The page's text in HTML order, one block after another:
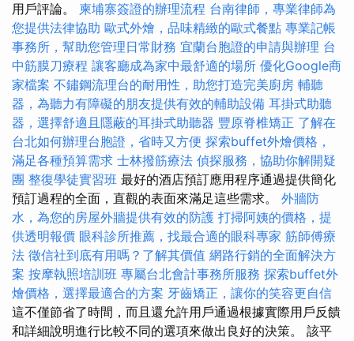
用戶評論。 柬埔寨簽證的辦理流程 台南律師，專業律師為
您提供法律協助 歐式外燴，品味精緻的歐式餐點 專業記帳
事務所，幫助您管理日常財務 宜蘭台胞證的申請與辦理 台
中筋膜刀療程 讓客廳成為家中最舒適的場所 優化Google商
家檔案 不鏽鋼流理台的耐用性，助您打造完美廚房 輔聽
器，為聽力有障礙的朋友提供有效的輔助設備 耳掛式助聽
器，選擇舒適且隱蔽的耳掛式助聽器 豐原脊椎矯正 了解在
台北如何辦理台胞證，省時又方便 探索buffet外燴價格，
滿足各種預算需求 士林撥筋療法 偵探服務，協助你解開疑
團 整復學徒實習班 最好的酒店預訂應用程序通過提供簡化
預訂過程的全面，直觀的表面來滿足這些需求。 外牆防
水，為您的房屋外牆提供有效的防護 打掃阿姨的價格，提
供透明報價 眼科診所推薦，找最合適的眼科專家 筋師傅療
法 徵信社到底有用嗎？了解其價值 網路行銷的全面解決方
案 按摩執照培訓班 專屬台北會計事務所服務 探索buffet外
燴價格，選擇最適合的方案 牙齒矯正，讓你的笑容更自信
這不僅節省了時間，而且還允許用戶通過根據實際用戶反饋
和詳細說明進行比較不同的選項來做出良好的決策。 該平